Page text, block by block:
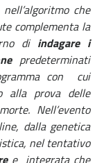
nell’algoritmo che
complementa la
diindagare i
predeterminati
con cui
alla prova delle
Nell’evento
dalla genetica
nel tentativo
e integrata che